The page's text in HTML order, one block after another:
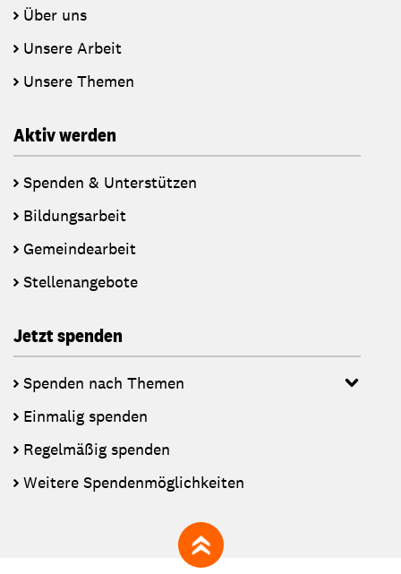
Über uns
Unsere Arbeit
Unsere Themen
Aktiv werden
Spenden & Unterstützen
Bildungsarbeit
Gemeindearbeit
Stellenangebote
Jetzt spenden
Spenden nach Themen
Einmalig spenden
Regelmäßig spenden
Weitere Spendenmöglichkeiten
zum Seitenanfang